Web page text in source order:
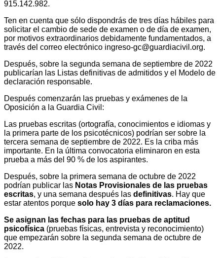
915.142.982.
Ten en cuenta que sólo dispondrás de tres días hábiles para
solicitar el cambio de sede de examen o de día de examen,
por motivos extraordinarios debidamente fundamentados, a
través del correo electrónico ingreso-gc@guardiacivil.org.
Después, sobre la segunda semana de septiembre de 2022
publicarían las Listas definitivas de admitidos y el Modelo de
declaración responsable.
Después comenzarán las pruebas y exámenes de la
Oposición a la Guardia Civil:
Las pruebas escritas (ortografía, conocimientos e idiomas y
la primera parte de los psicotécnicos) podrían ser sobre la
tercera semana de septiembre de 2022. Es la criba más
importante. En la última convocatoria eliminaron en esta
prueba a más del 90 % de los aspirantes.
Después, sobre la primera semana de octubre de 2022
podrían publicar las Notas Provisionales de las pruebas
escritas, y una semana después las definitivas. Hay que
estar atentos porque solo hay 3 días para reclamaciones.
Se asignan las fechas para las pruebas de aptitud
psicofísica (pruebas físicas, entrevista y reconocimiento)
que empezarán sobre la segunda semana de octubre de
2022.